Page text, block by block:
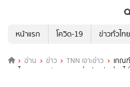
หน้าแรก
โควิด-19 ข่าวทั่วไทย
อ่าน ข่าว TNN เจาะข่าว
เกณ
จริงไหม? ความรับผิดชอบที่ “พ่อแม่” เลี่ยงไม่